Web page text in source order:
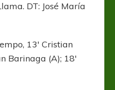
DT: José María
13′ Cristian
Barinaga (A); 18′